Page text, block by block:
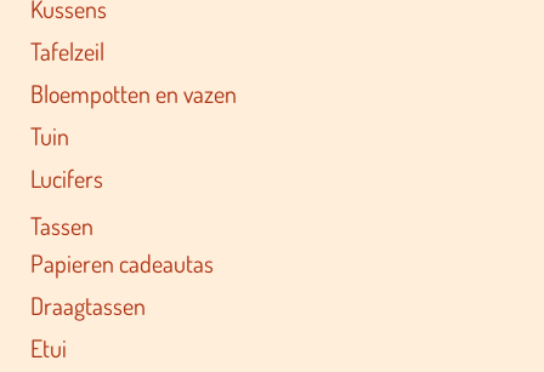
Kussens
Tafelzeil
Bloempotten en vazen
Tuin
Lucifers
Tassen
Papieren cadeautas
Draagtassen
Etui